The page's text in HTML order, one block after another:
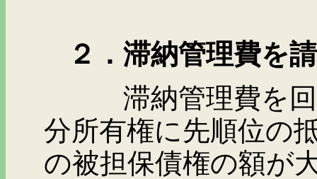
２．滞納管理費を請
滞納管理費を回収
分所有権に先順位の
の被担保債権の額が